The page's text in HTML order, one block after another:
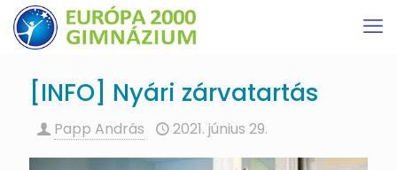
[INFO] Nyári zárvatartás
Papp András 2021. június 29.